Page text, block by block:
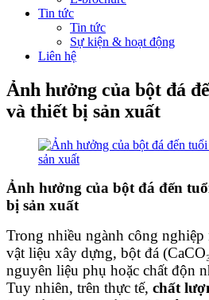
Tin tức
Tin tức
Sự kiện & hoạt động
Liên hệ
Ảnh hưởng của bột đá
và thiết bị sản xuất
Ảnh hưởng của bột đá đến
bị sản xuất
Trong nhiều ngành công nghiệp
vật liệu xây dựng, bột đá
nguyên liệu phụ hoặc chất độn
Tuy nhiên, trên thực tế, chất